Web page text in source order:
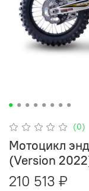
(0)
Мотоцикл
(Version
210 513 ₽